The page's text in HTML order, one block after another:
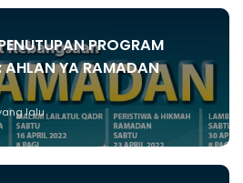
PROGRAM
YA RAMADAN
lalu